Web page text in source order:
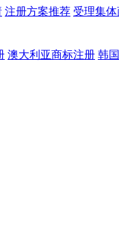
注册方案推荐 受理集
澳大利亚商标注册 韩